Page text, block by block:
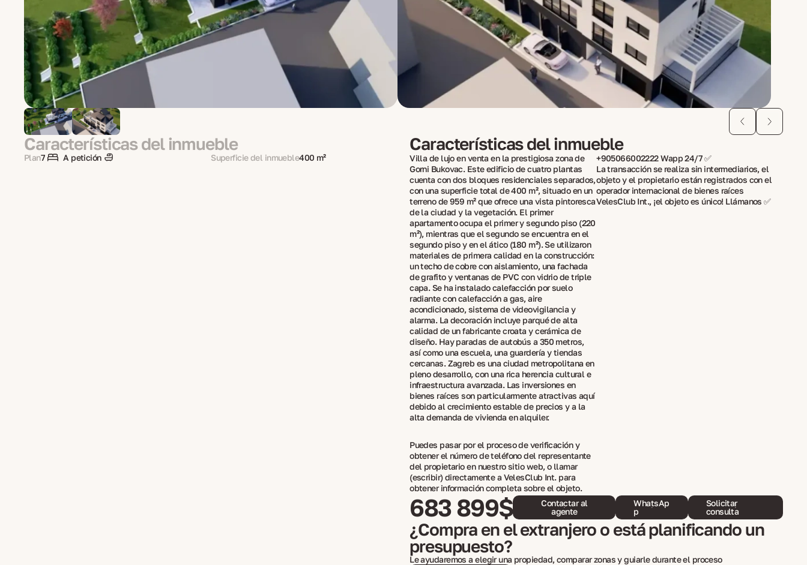
Características del inmueble
Plan7 A petición Superficie del inmueble400 m²
Características del inmueble
Villa de lujo en venta en la prestigiosa zona de
Gorni Bukovac. Este edificio de cuatro plantas
cuenta con dos bloques residenciales separados,
con una superficie total de 400 m², situado en un
terreno de 959 m² que ofrece una vista pintoresca
de la ciudad y la vegetación. El primer
apartamento ocupa el primer y segundo piso (220
m²), mientras que el segundo se encuentra en el
segundo piso y en el ático (180 m²). Se utilizaron
materiales de primera calidad en la construcción:
un techo de cobre con aislamiento, una fachada
de grafito y ventanas de PVC con vidrio de triple
capa. Se ha instalado calefacción por suelo
radiante con calefacción a gas, aire
acondicionado, sistema de videovigilancia y
alarma. La decoración incluye parqué de alta
calidad de un fabricante croata y cerámica de
diseño. Hay paradas de autobús a 350 metros,
así como una escuela, una guardería y tiendas
cercanas. Zagreb es una ciudad metropolitana en
pleno desarrollo, con una rica herencia cultural e
infraestructura avanzada. Las inversiones en
bienes raíces son particularmente atractivas aquí
debido al crecimiento estable de precios y a la
alta demanda de vivienda en alquiler.
Puedes pasar por el proceso de verificación y
obtener el número de teléfono del representante
del propietario en nuestro sitio web, o llamar
(escribir) directamente a VelesClub Int. para
obtener información completa sobre el objeto.
+905066002222 Wapp 24/7 ✅
La transacción se realiza sin intermediarios, el
objeto y el propietario están registrados con el
operador internacional de bienes raíces
VelesClub Int., ¡el objeto es único! Llámanos ✅
683 899$
Contactar al
agente
WhatsAp
p
Solicitar
consulta
¿Compra en el extranjero o está planificando un
presupuesto?
Le ayudaremos a elegir una propiedad, comparar zonas y guiarle durante el proceso